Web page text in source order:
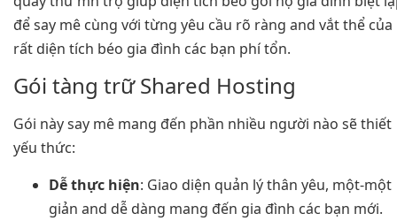
để say mê cùng với từng yêu cầu rõ ràng and vắt thể của
rất diện tích béo gia đình các bạn phí tổn.
Gói tàng trữ Shared Hosting
Gói này say mê mang đến phần nhiều người nào sẽ thiết
yếu thức:
Dễ thực hiện: Giao diện quản lý thân yêu, một-một
giản and dễ dàng mang đến gia đình các bạn mới.